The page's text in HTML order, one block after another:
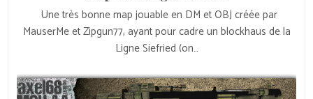
Une très bonne map jouable en DM et OBJ créée par
MauserMe et Zipgun77, ayant pour cadre un blockhaus de la
Ligne Siefried (on…